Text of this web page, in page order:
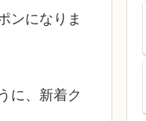
ンになりま
に、新着ク